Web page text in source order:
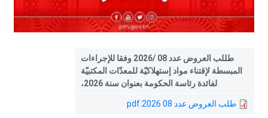
طللب العروض عدد 08 /2026 وفقا للإجراءات
المبسطة لإقتناء مواد إستهلاكيّة للمعدّات المكتبيّة
لفائدة رئاسة الحكومة بعنوان سنة 2026،
طلب العروض عدد 08 2026.pdf